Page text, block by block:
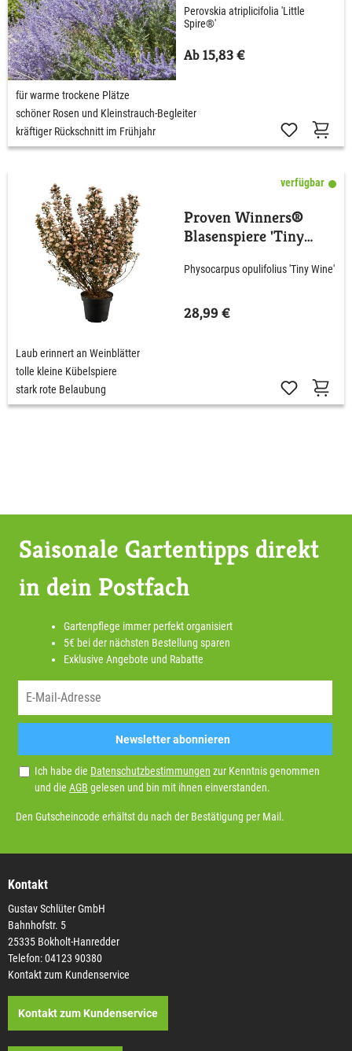
Perovskia atriplicifolia 'Little
Spire®'
Ab 15,83 €
für warme trockene Plätze
schöner Rosen und Kleinstrauch-Begleiter
kräftiger Rückschnitt im Frühjahr
verfügbar
Proven Winners®
Blasenspiere 'Tiny
Physocarpus opulifolius 'Tiny Wine'
28,99 €
Laub erinnert an Weinblätter
tolle kleine Kübelspiere
stark rote Belaubung
Saisonale Gartentipps direkt
in dein Postfach
Gartenpflege immer perfekt organisiert
5€ bei der nächsten Bestellung sparen
Exklusive Angebote und Rabatte
Newsletter abonnieren
Ich habe die Datenschutzbestimmungen zur Kenntnis genommen
und die AGB gelesen und bin mit ihnen einverstanden.
Den Gutscheincode erhältst du nach der Bestätigung per Mail.
Kontakt
Gustav Schlüter GmbH
Bahnhofstr. 5
25335 Bokholt-Hanredder
Telefon: 04123 90380
Kontakt zum Kundenservice
Kontakt zum Kundenservice